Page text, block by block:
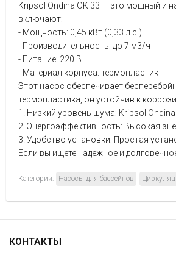
Kripsol Ondina OK 33 — это мощный и
включают:
- Мощность: 0,45 кВт (0,33 л.с.)
- Производительность: до 7 м3/ч
- Питание: 220 В
- Материал корпуса: термопластик
Этот насос обеспечивает
термопластика, он устойчив к
1. Низкий уровень шума: Kripsol
2. Энергоэффективность: Высокая
3. Удобство установки: Простая
Если вы ищете надежное и
Категории: Насосы для бассейнов
КОНТАКТЫ